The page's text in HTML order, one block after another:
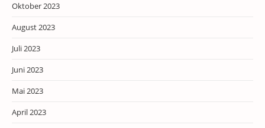
Oktober 2023
August 2023
Juli 2023
Juni 2023
Mai 2023
April 2023